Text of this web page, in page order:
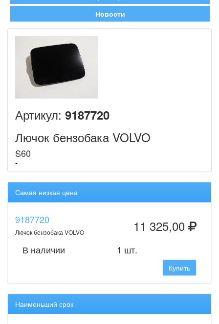
Новости
Артикул: 9187720
Лючок бензобака VOLVO
S60
Самая низкая цена
9187720
Лючок бензобака VOLVO 11 325,00
В наличии 1 шт.
Купить
Наименьший срок